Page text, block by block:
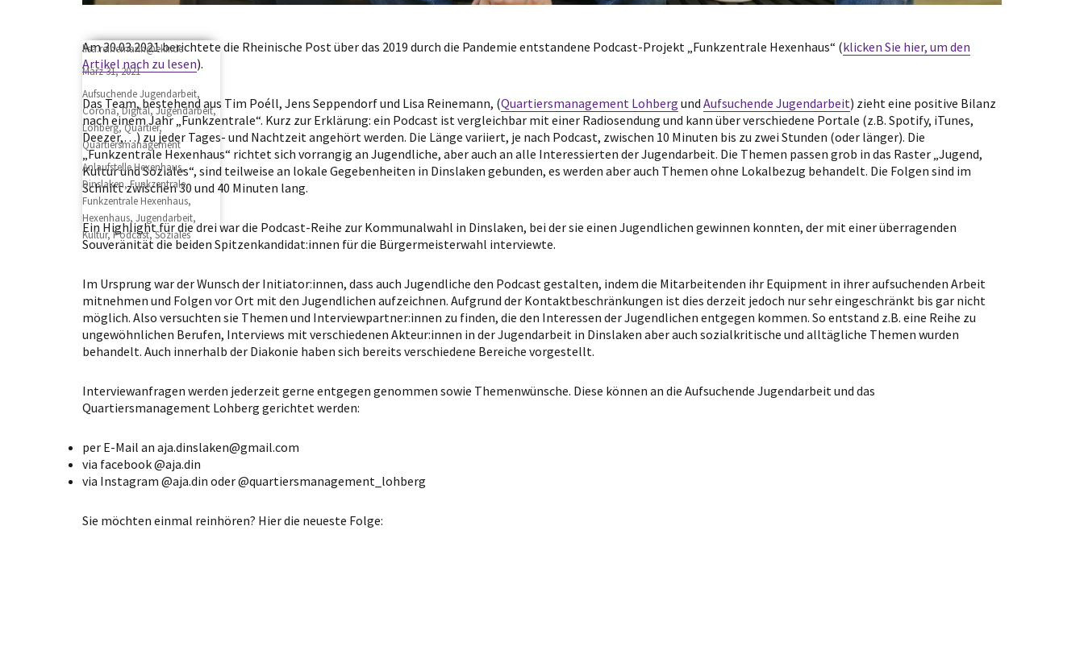
Am 30.03.2021 berichtete die Rheinische Post über das 2019 durch die Pandemie entstandene Podcast-Projekt „Funkzentrale Hexenhaus“ (klicken Sie hier, um den
Artikel nach zu lesen).
Das Team, bestehend aus Tim Poéll, Jens Seppendorf und Lisa Reinemann, (Quartiersmanagement Lohberg und Aufsuchende Jugendarbeit) zieht eine positive Bilanz
nach einem Jahr „Funkzentrale“. Kurz zur Erklärung: ein Podcast ist vergleichbar mit einer Radiosendung und kann über verschiedene Portale (z.B. Spotify, iTunes,
Deezer,…) zu jeder Tages- und Nachtzeit angehört werden. Die Länge variiert, je nach Podcast, zwischen 10 Minuten bis zu zwei Stunden (oder länger). Die
„Funkzentrale Hexenhaus“ richtet sich vorrangig an Jugendliche, aber auch an alle Interessierten der Jugendarbeit. Die Themen passen grob in das Raster „Jugend,
Kultur und Soziales“, sind teilweise an lokale Gegebenheiten in Dinslaken gebunden, es werden aber auch Themen ohne Lokalbezug behandelt. Die Folgen sind im
Schnitt zwischen 30 und 40 Minuten lang.
Ein Highlight für die drei war die Podcast-Reihe zur Kommunalwahl in Dinslaken, bei der sie einen Jugendlichen gewinnen konnten, der mit einer überragenden
Souveränität die beiden Spitzenkandidat:innen für die Bürgermeisterwahl interviewte.
Im Ursprung war der Wunsch der Initiator:innen, dass auch Jugendliche den Podcast gestalten, indem die Mitarbeitenden ihr Equipment in ihrer aufsuchenden Arbeit
mitnehmen und Folgen vor Ort mit den Jugendlichen aufzeichnen. Aufgrund der Kontaktbeschränkungen ist dies derzeit jedoch nur sehr eingeschränkt bis gar nicht
möglich. Also versuchten sie Themen und Interviewpartner:innen zu finden, die den Interessen der Jugendlichen entgegen kommen. So entstand z.B. eine Reihe zu
ungewöhnlichen Berufen, Interviews mit verschiedenen Akteur:innen in der Jugendarbeit in Dinslaken aber auch sozialkritische und alltägliche Themen wurden
behandelt. Auch innerhalb der Diakonie haben sich bereits verschiedene Bereiche vorgestellt.
Interviewanfragen werden jederzeit gerne entgegen genommen sowie Themenwünsche. Diese können an die Aufsuchende Jugendarbeit und das
Quartiersmanagement Lohberg gerichtet werden:
per E-Mail an aja.dinslaken@gmail.com
via facebook @aja.din
via Instagram @aja.din oder @quartiersmanagement_lohberg
Sie möchten einmal reinhören? Hier die neueste Folge:
Author
lisa.reinemann@ekir.de
Posted
on
März 31, 2021
Categories
Aufsuchende Jugendarbeit,
Corona,Digital,Jugendarbeit,
Lohberg,Quartier,
Quartiersmanagement
Tags
Anlaufstelle Hexenhaus,
Dinslaken,Funkzentrale,
Funkzentrale Hexenhaus,
Hexenhaus, Jugendarbeit,
Kultur,Podcast,Soziales